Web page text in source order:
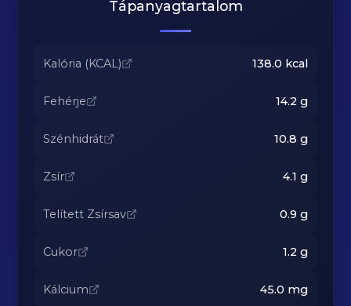
Tápanyagtartalom
Kalória (KCAL) 138.0 kcal
Fehérje 14.2 g
Szénhidrát 10.8 g
Zsír 4.1 g
Telített Zsírsav 0.9 g
Cukor 1.2 g
Kálcium 45.0 mg